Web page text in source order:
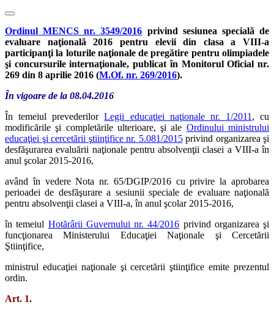
Ordinul MENCS nr. 3549/2016 privind sesiunea specială de
evaluare naţională 2016 pentru elevii din clasa a VIII-a
participanţi la loturile naţionale de pregătire pentru olimpiadele
şi concursurile internaţionale, publicat în Monitorul Oficial nr.
269 din 8 aprilie 2016 (M.Of. nr. 269/2016).
În vigoare de la 08.04.2016
În temeiul prevederilorLegii educaţiei naţionale nr. 1/2011 , cu
modificările şi completările ulterioare, şi ale Ordinului ministrului
educaţiei şi cercetării ştiinţifice nr. 5.081/2015privind organizarea şi
desfăşurarea evaluării naţionale pentru absolvenţii clasei a VIII-a în
anul şcolar 2015-2016,
având în vedere Nota nr. 65/DGIP/2016 cu privire la aprobarea
perioadei de desfăşurare a sesiunii speciale de evaluare naţională
pentru absolvenţii clasei a VIII-a, în anul şcolar 2015-2016,
în temeiul Hotărârii Guvernului nr. 44/2016 privind organizarea şi
funcţionarea Ministerului Educaţiei Naţionale şi Cercetării
Ştiinţifice,
ministrul educaţiei naţionale şi cercetării ştiinţifice emite prezentul
ordin.
Art. 1.